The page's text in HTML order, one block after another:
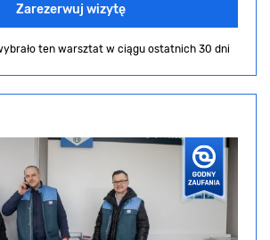
Zarezerwuj wizytę
ten warsztat w ciągu ostatnich 30 dni